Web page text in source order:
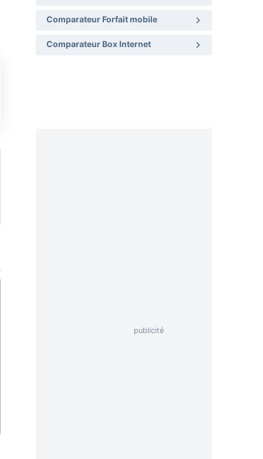
Comparateur Forfait mobile
Comparateur Box Internet